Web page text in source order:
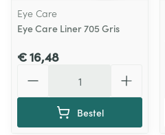
Eye Care
Eye Care Liner 705 Gris
€ 16,48
Bestel